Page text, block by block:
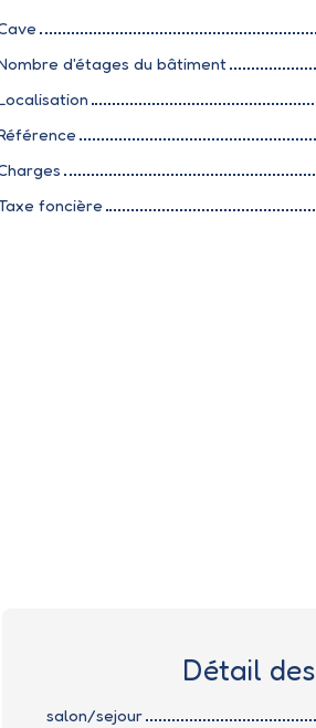
d'étages du bâtiment
foncière
Détail des
salon/sejour